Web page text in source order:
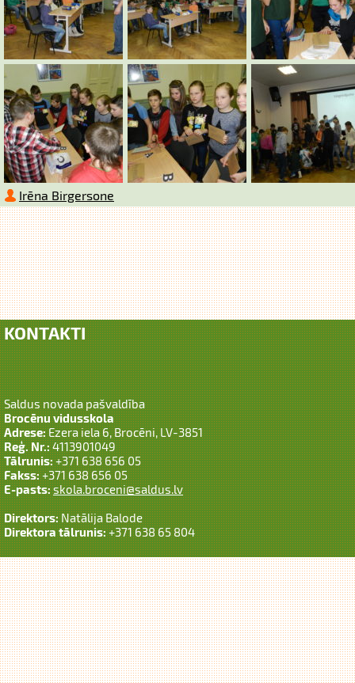
Irēna Birgersone
KONTAKTI
Saldus novada pašvaldība
Brocēnu vidusskola
Adrese:Ezera iela 6, Brocēni, LV-3851
Reģ. Nr.:4113901049
Tālrunis:+371 638 656 05
Fakss:+371 638 656 05
E-pasts:skola.broceni@saldus.lv
Direktors:Natālija Balode
Direktora tālrunis:+371 638 65 804